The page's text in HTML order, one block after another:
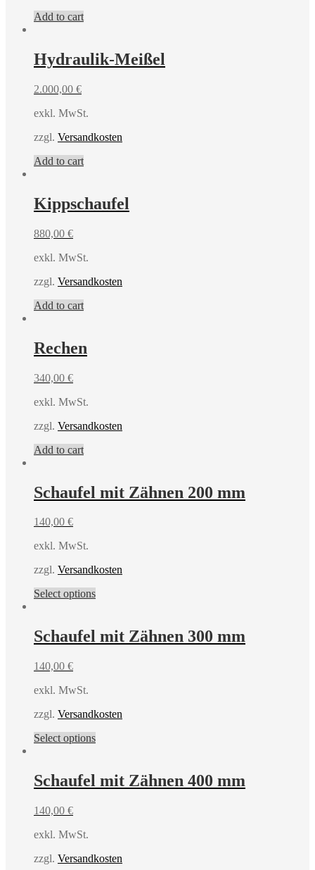
Add to cart
Hydraulik-Meißel
2.000,00 €
exkl. MwSt.
zzgl. Versandkosten
Add to cart
Kippschaufel
880,00 €
exkl. MwSt.
zzgl. Versandkosten
Add to cart
Rechen
340,00 €
exkl. MwSt.
zzgl. Versandkosten
Add to cart
Schaufel mit Zähnen 200 mm
140,00 €
exkl. MwSt.
zzgl. Versandkosten
Select options
Schaufel mit Zähnen 300 mm
140,00 €
exkl. MwSt.
zzgl. Versandkosten
Select options
Schaufel mit Zähnen 400 mm
140,00 €
exkl. MwSt.
zzgl. Versandkosten